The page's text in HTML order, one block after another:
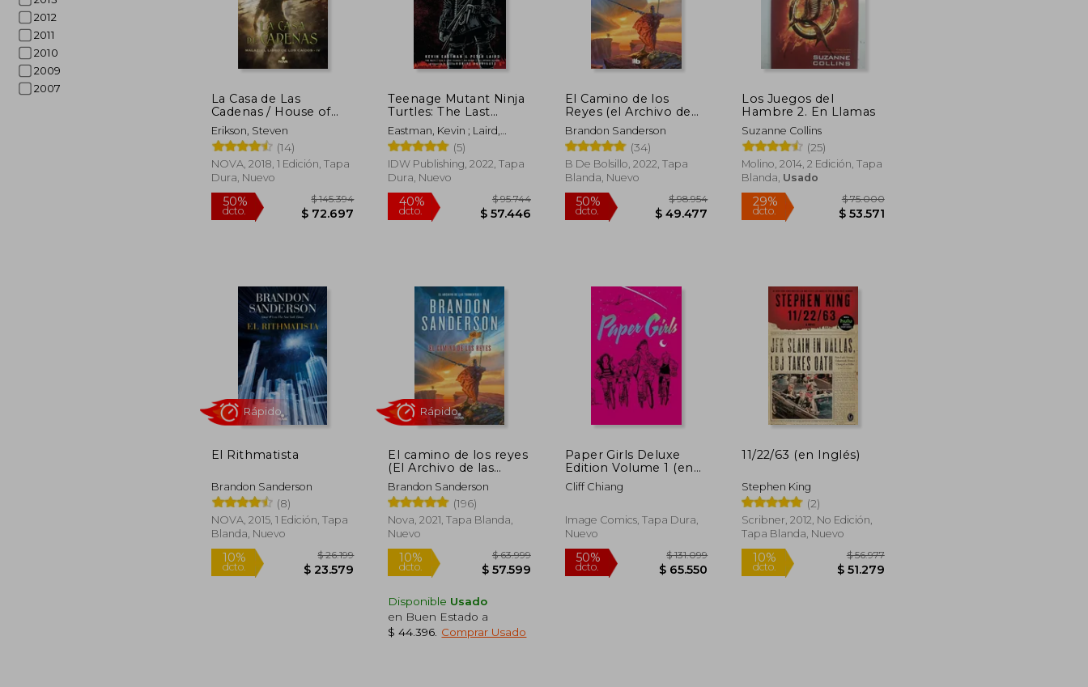
2012
2011
2010
2009
2007
50% 10% 50% $ 492.695 50%
La Casa de Las
Cadenas / House of
Chains
Erikson, Steven
(14)
NOVA, 2018, 1 Edición, Tapa
Dura, Nuevo
dcto.
$ 145.394
$ 72.697
Teenage Mutant Ninja
Turtles: The Last
Ronin (en Inglés)
Eastman, Kevin ; Laird,
Peter ; Waltz, Tom
(5)
IDW Publishing, 2022, Tapa
Dura, Nuevo
40%
dcto.
$ 95.744
$ 57.446
El Camino de los
Reyes (el Archivo de
las Tormentas 1)
Brandon Sanderson
(34)
B De Bolsillo, 2022, Tapa
Blanda, Nuevo
50%
$ 49.477
Los Juegos del
Hambre 2. En Llamas
Suzanne Collins
(25)
Molino, 2014, 2 Edición, Tapa
Blanda, Usado
El Rithmatista
Brandon Sanderson
(8)
NOVA, 2015, 1 Edición, Tapa
Blanda, Nuevo
El camino de los reyes
(El Archivo de las
Tormentas 1)
Brandon Sanderson
(196)
Nova, 2021, Tapa Blanda,
Nuevo
Disponible Usado
en Buen Estado a
$ 44.396 Comprar Usado
Paper Girls Deluxe
Edition Volume 1 (en
Inglés)
Cliff Chiang
Image Comics, Tapa Dura,
Nuevo
11/22/63 (en Inglés)
Stephen King
(2)
Scribner, 2012, No Edición,
Tapa Blanda, Nuevo